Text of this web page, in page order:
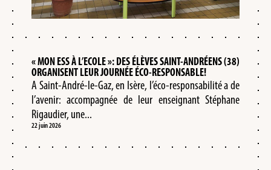
« MON ESS À L’ECOLE »: DES ÉLÈVES SAINT-ANDRÉENS (38)
ORGANISENT LEUR JOURNÉE ÉCO-RESPONSABLE!
A Saint-André-le-Gaz, en Isère, l’éco-responsabilité a de
l’avenir: accompagnée de leur enseignant Stéphane
Rigaudier, une...
22 juin 2026